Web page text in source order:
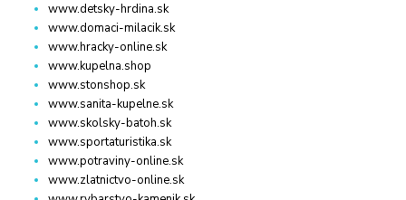
www.detsky-hrdina.sk
www.domaci-milacik.sk
www.hracky-online.sk
www.kupelna.shop
www.stonshop.sk
www.sanita-kupelne.sk
www.skolsky-batoh.sk
www.sportaturistika.sk
www.potraviny-online.sk
www.zlatnictvo-online.sk